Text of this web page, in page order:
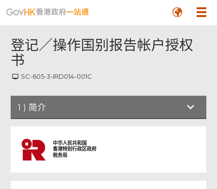
登记／操作国别报告帐户授权
书
SC-605-3-IRD014-001C
1 ) 简介
中华人民共和国
香港特别行政区政府
税务局